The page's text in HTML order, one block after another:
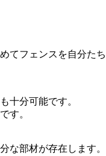
てフェンスを自分た
十分可能です。
す。
な部材が存在します。